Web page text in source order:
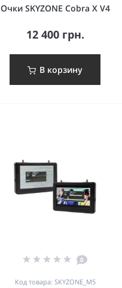
Очки SKYZONE Cobra X V4
12 400 грн.
В корзину
0
Код товара: SKYZONE_M5